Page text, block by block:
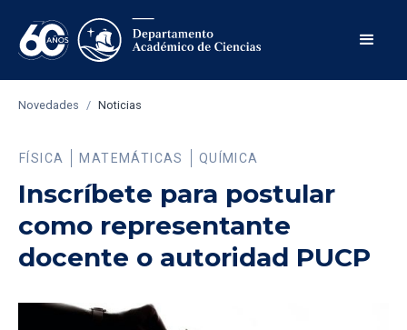
Novedades / Noticias
FÍSICA MATEMÁTICAS QUÍMICA
Inscríbete para postular
como representante
docente o autoridad PUCP